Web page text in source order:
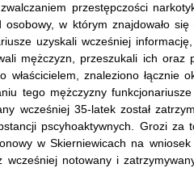
przestępczości
w którym znajdowało
uzyskali wcześniej
mężczyzn, przeszukali ich oraz
znaleziono łącznie
tego mężczyzny
wcześniej 35-latek został
pscyhoaktywnych. Grozi
w Skierniewicach na wniosek
wcześniej notowany i